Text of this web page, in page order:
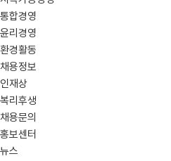
통합경영
윤리경영
환경활동
채용정보
인재상
복리후생
채용문의
홍보센터
뉴스